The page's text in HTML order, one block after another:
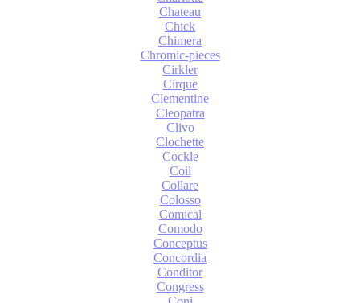
Chateau
Chick
Chimera
Chromic-pieces
Cirkler
Cirque
Clementine
Cleopatra
Clivo
Clochette
Cockle
Coil
Collare
Colosso
Comical
Comodo
Conceptus
Concordia
Conditor
Congress